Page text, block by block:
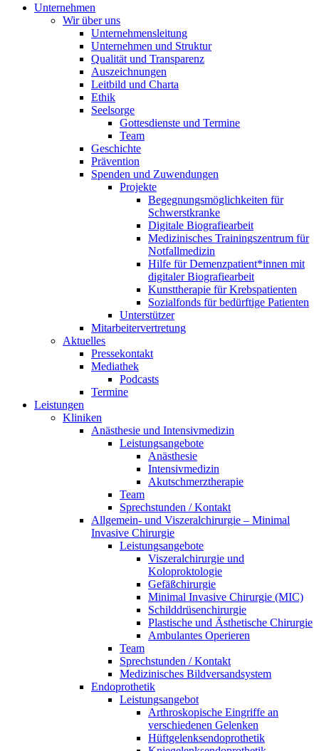
Unternehmen
Wir über uns
Unternehmensleitung
Unternehmen und Struktur
Qualität und Transparenz
Auszeichnungen
Leitbild und Charta
Ethik
Seelsorge
Gottesdienste und Termine
Team
Geschichte
Prävention
Spenden und Zuwendungen
Projekte
Begegnungsmöglichkeiten für
Schwerstkranke
Digitale Biografiearbeit
Medizinisches Trainingszentrum für
Notfallmedizin
Hilfe für Demenzpatient*innen mit
digitaler Biografiearbeit
Kunsttherapie für Krebspatienten
Sozialfonds für bedürftige Patienten
Unterstützer
Mitarbeitervertretung
Aktuelles
Pressekontakt
Mediathek
Podcasts
Termine
Leistungen
Kliniken
Anästhesie und Intensivmedizin
Leistungsangebote
Anästhesie
Intensivmedizin
Akutschmerztherapie
Team
Sprechstunden / Kontakt
Allgemein- und Viszeralchirurgie – Minimal
Invasive Chirurgie
Leistungsangebote
Viszeralchirurgie und
Koloproktologie
Gefäßchirurgie
Minimal Invasive Chirurgie (MIC)
Schilddrüsenchirurgie
Plastische und Ästhetische Chirurgie
Ambulantes Operieren
Team
Sprechstunden / Kontakt
Medizinisches Bildversandsystem
Endoprothetik
Leistungsangebot
Arthroskopische Eingriffe an
verschiedenen Gelenken
Hüftgelenksendoprothetik